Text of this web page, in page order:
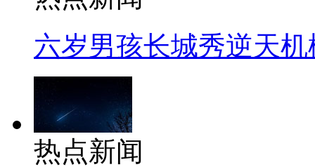
六岁男孩长城秀逆天机
热点新闻